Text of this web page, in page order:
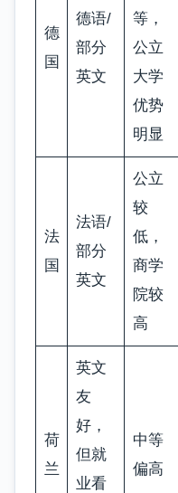
德
国
德语/
部分
英文
等，
公立
大学
优势
明显
法
国
法语/
部分
英文
公立
较
低，
商学
院较
高
荷
兰
英文
友
好，
但就
业看
中等
偏高